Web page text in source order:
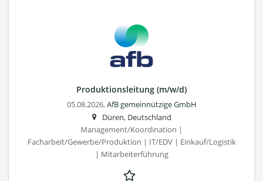
Produktionsleitung (m/w/d)
05.08.2026,AfB gemeinnützige GmbH
Düren, Deutschland
Management/Koordination |
Facharbeit/Gewerbe/Produktion | IT/EDV | Einkauf/Logistik
| Mitarbeiterführung